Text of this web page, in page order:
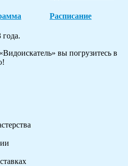
Расписание
года.
вы погрузитесь в